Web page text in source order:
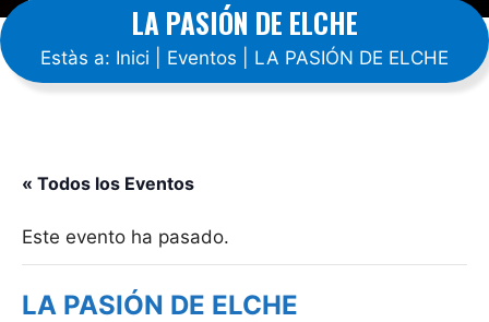
LA PASIÓN DE ELCHE
Estàs a: Inici Eventos LA PASIÓN DE ELCHE
« Todos los Eventos
Este evento ha pasado.
LA PASIÓN DE ELCHE